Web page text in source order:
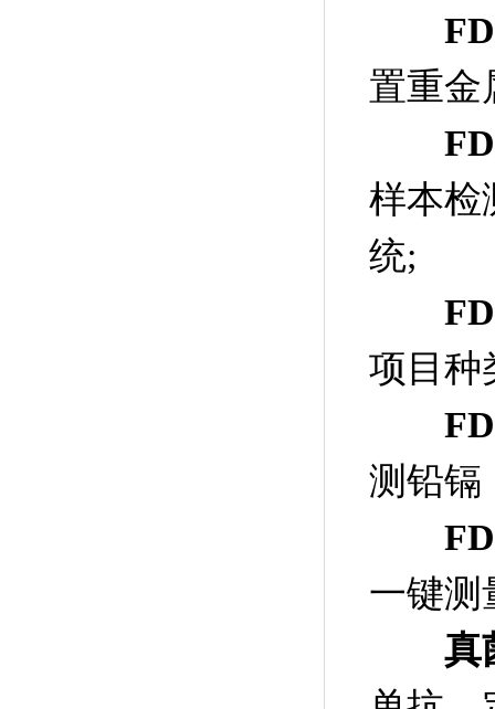
置重金
样本检
统;
项目种
测铅镉
一键测
真